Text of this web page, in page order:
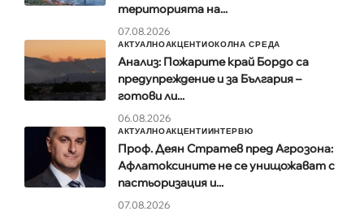
територията на...
07.08.2026
АКТУАЛНОАКЦЕНТИОКОЛНА СРЕДА
Анализ: Пожарите край Бордо са
предупреждение и за България –
готови ли...
06.08.2026
АКТУАЛНОАКЦЕНТИИНТЕРВЮ
Проф. Деян Стратев пред Агрозона:
Афлатоксините не се унищожават с
пастьоризация и...
07.08.2026